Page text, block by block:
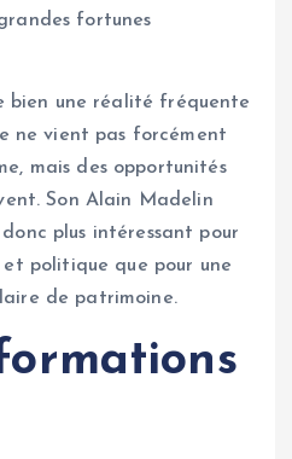
fortunes
bien une réalité fréquente
ne vient pas forcément
mais des opportunités
Son Alain Madelin
plus intéressant pour
politique que pour une
de patrimoine.